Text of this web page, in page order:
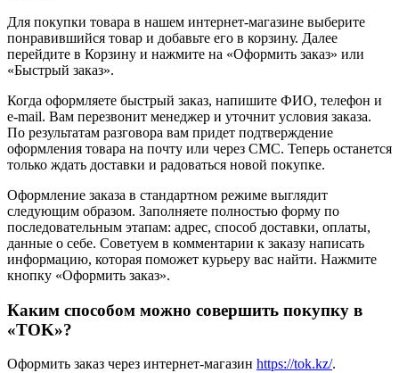
Для покупки товара в нашем интернет-магазине выберите
понравившийся товар и добавьте его в корзину. Далее
перейдите в Корзину и нажмите на «Оформить заказ» или
«Быстрый заказ».
Когда оформляете быстрый заказ, напишите ФИО, телефон и
e-mail. Вам перезвонит менеджер и уточнит условия заказа.
По результатам разговора вам придет подтверждение
оформления товара на почту или через СМС. Теперь останется
только ждать доставки и радоваться новой покупке.
Оформление заказа в стандартном режиме выглядит
следующим образом. Заполняете полностью форму по
последовательным этапам: адрес, способ доставки, оплаты,
данные о себе. Советуем в комментарии к заказу написать
информацию, которая поможет курьеру вас найти. Нажмите
кнопку «Оформить заказ».
Каким способом можно совершить покупку в
«TOK»?
Оформить заказ через интернет-магазин https://tok.kz/.